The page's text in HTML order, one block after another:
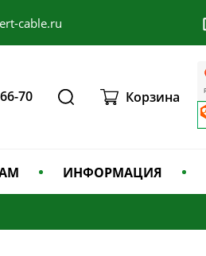
cable.ru
70 Корзина
ИНФОРМАЦИЯ